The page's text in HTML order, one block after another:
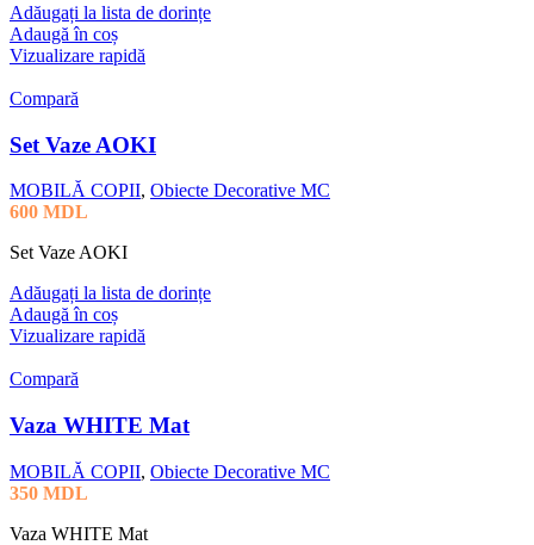
Adăugați la lista de dorințe
Adaugă în coș
Vizualizare rapidă
Compară
Set Vaze AOKI
MOBILĂ COPII, Obiecte Decorative MC
600 MDL
Set Vaze AOKI
Adăugați la lista de dorințe
Adaugă în coș
Vizualizare rapidă
Compară
Vaza WHITE Mat
MOBILĂ COPII, Obiecte Decorative MC
350 MDL
Vaza WHITE Mat